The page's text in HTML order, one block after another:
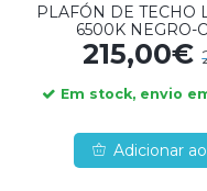
PLAFÓN DE TECHO
6500K NEGRO-
215,00€
Em stock, envio
Adicionar